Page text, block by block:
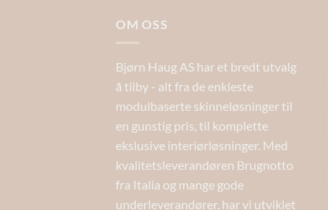
OM OSS
Bjørn Haug AS har et bredt utvalg
å tilby - alt fra de enkleste
modulbaserte skinneløsninger til
en gunstig pris, til komplette
ekslusive interiørløsninger. Med
kvalitetsleverandøren Brugnotto
fra Italia og mange gode
underleverandører, har vi utviklet